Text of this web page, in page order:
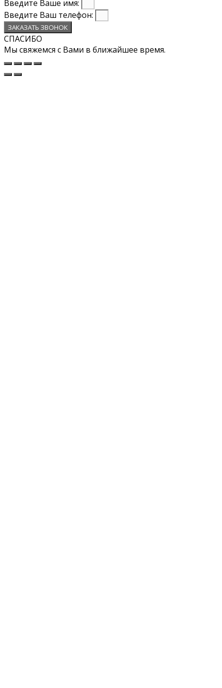
Введите Ваше имя:
Введите Ваш телефон:
ЗАКАЗАТЬ ЗВОНОК
СПАСИБО
Мы свяжемся с Вами в ближайшее время.